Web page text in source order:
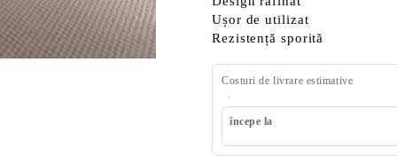
Ușor de utilizat
Rezistență sporită
Costuri de livrare estimative
începe la